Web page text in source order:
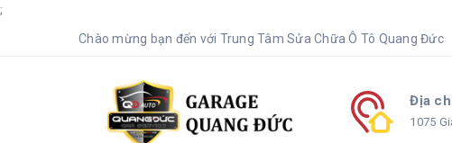
;
Chào mừng bạn đến với Trung Tâm Sửa Chữa Ô Tô Quang Đức
Địa
1075